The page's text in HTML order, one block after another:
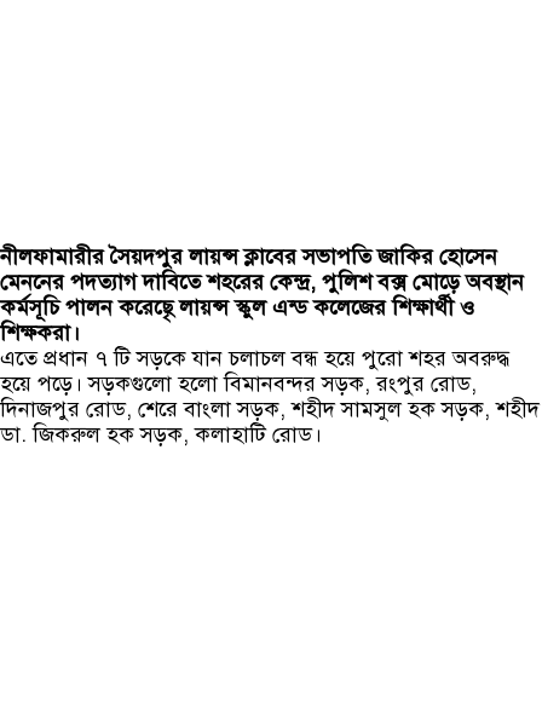
নীলফামারীর সৈয়দপুর লায়ন্স ক্লাবের সভাপতি জাকির হোসেন
মেননের পদত্যাগ দাবিতে শহরের কেন্দ্র, পুলিশ বক্স মোড়ে অবস্থান
কর্মসূচি পালন করেছেৃ লায়ন্স স্কুল এন্ড কলেজের শিক্ষার্থী ও
শিক্ষকরা।
এতে প্রধান ৭ টি সড়কে যান চলাচল বন্ধ হয়ে পুরো শহর অবরুদ্ধ
হয়ে পড়ে। সড়কগুলো হলো বিমানবন্দর সড়ক, রংপুর রোড,
দিনাজপুর রোড, শেরে বাংলা সড়ক, শহীদ সামসুল হক সড়ক, শহীদ
ডা. জিকরুল হক সড়ক, কলাহাটি রোড।